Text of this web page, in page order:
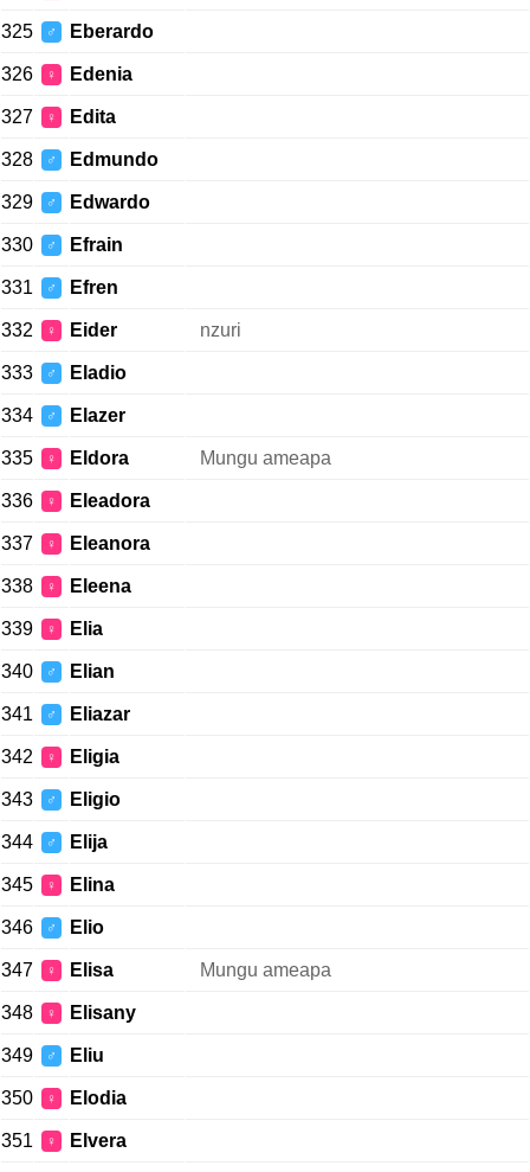
325 ♂ Eberardo
326 ♀ Edenia
327 ♀ Edita
328 ♂ Edmundo
329 ♂ Edwardo
330 ♂ Efrain
331 ♂ Efren
332 ♀ Eider nzuri
333 ♂ Eladio
334 ♂ Elazer
335 ♀ Eldora Mungu ameapa
336 ♀ Eleadora
337 ♀ Eleanora
338 ♀ Eleena
339 ♀ Elia
340 ♂ Elian
341 ♂ Eliazar
342 ♀ Eligia
343 ♂ Eligio
344 ♂ Elija
345 ♀ Elina
346 ♂ Elio
347 ♀ Elisa Mungu ameapa
348 ♀ Elisany
349 ♂ Eliu
350 ♀ Elodia
351 ♀ Elvera